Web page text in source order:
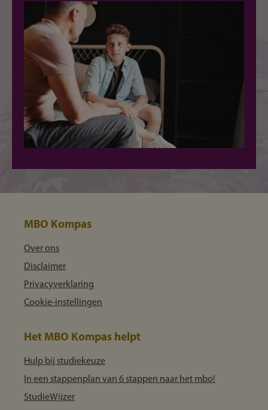
MBO Kompas
Over ons
Disclaimer
Privacyverklaring
Cookie-instellingen
Het MBO Kompas helpt
Hulp bij studiekeuze
In een stappenplan van 6 stappen naar het mbo!
StudieWijzer